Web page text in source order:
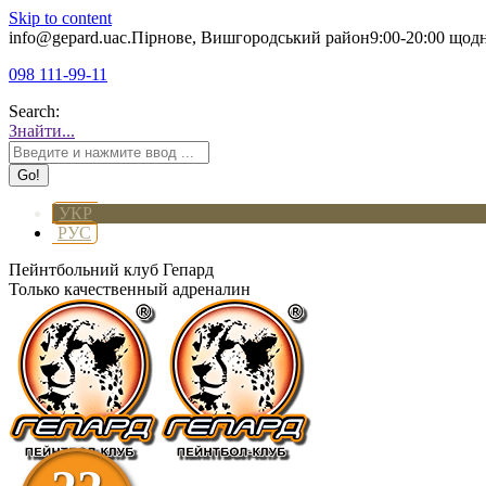
Skip to content
info@gepard.uaс.Пірнове, Вишгородський район9:00-20:00
098 111-99-11
Search:
Знайти...
УКР
РУС
Пейнтбольний клуб Гепард
Только качественный адреналин